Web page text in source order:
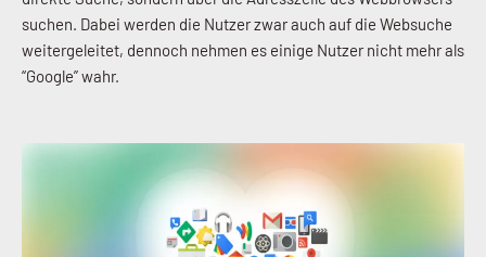
suchen. Dabei werden die Nutzer zwar auch auf die Websuche
weitergeleitet, dennoch nehmen es einige Nutzer nicht mehr als
“Google” wahr.